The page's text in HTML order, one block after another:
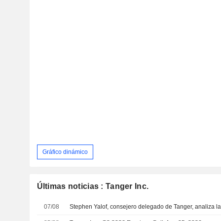
Gráfico dinámico
Últimas noticias : Tanger Inc.
07/08